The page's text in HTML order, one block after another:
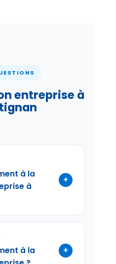
entreprise à
à la
à
+
s’adresse à
projet de
de Thau,
profil :
à la
+